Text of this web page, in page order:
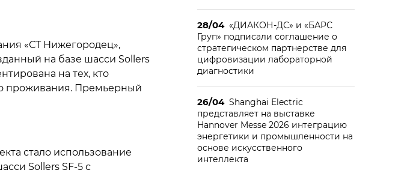
«СТ Нижегородец»,
на базе шасси Sollers
на тех, кто
проживания. Премьерный
стало использование
Sollers SF-5 с
28/04 «ДИАКОН-ДС» и «БАРС
Груп» подписали соглашение о
стратегическом партнерстве для
цифровизации лабораторной
диагностики
26/04 Shanghai Electric
представляет на выставке
Hannover Messe 2026 интеграцию
энергетики и промышленности на
основе искусственного
интеллекта